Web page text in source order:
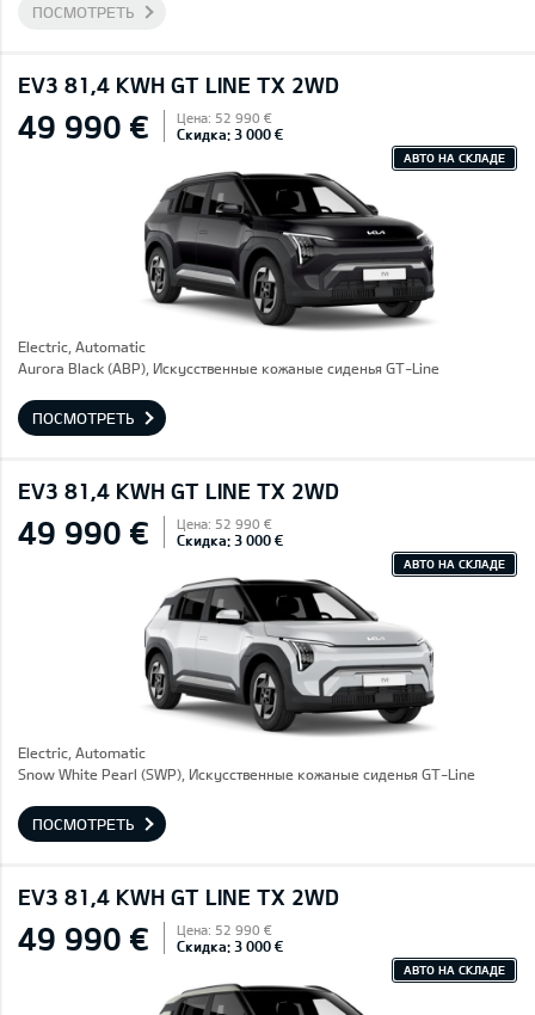
ПОСМОТРЕТЬ
EV3 81,4 KWH GT LINE TX 2WD
49 990 € Цена: 52 990 €
Скидка: 3 000 €
АВТО НА СКЛАДЕ
Electric, Automatic
Aurora Black (ABP), Искусственные кожаные сиденья GT-Line
ПОСМОТРЕТЬ
EV3 81,4 KWH GT LINE TX 2WD
49 990 € Цена: 52 990 €
Скидка: 3 000 €
АВТО НА СКЛАДЕ
Electric, Automatic
Snow White Pearl (SWP), Искусственные кожаные сиденья GT-Line
ПОСМОТРЕТЬ
EV3 81,4 KWH GT LINE TX 2WD
49 990 € Цена: 52 990 €
Скидка: 3 000 €
АВТО НА СКЛАДЕ